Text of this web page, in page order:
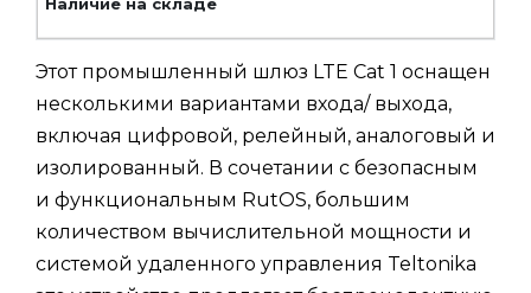
Этот промышленный шлюз LTE Cat 1 оснащен
несколькими вариантами входа/ выхода,
включая цифровой, релейный, аналоговый и
изолированный. В сочетании с безопасным
и функциональным RutOS, большим
количеством вычислительной мощности и
системой удаленного управления Teltonika